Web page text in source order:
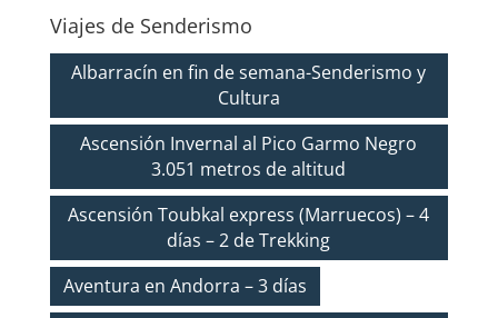
Viajes de Senderismo
Albarracín en fin de semana-Senderismo y
Cultura
Ascensión Invernal al Pico Garmo Negro
3.051 metros de altitud
Ascensión Toubkal express (Marruecos) – 4
días – 2 de Trekking
Aventura en Andorra – 3 días